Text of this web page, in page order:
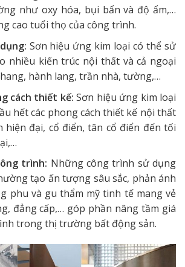
như oxy hóa, bụi bẩn và độ ẩm,…
cao tuổi thọ của công trình.
Sơn hiệu ứng kim loại có thể sử
nhiều kiến trúc nội thất và cả ngoại
hành lang, trần nhà, tường,…
cách thiết kế:Sơn hiệu ứng kim loại
hết các phong cách thiết kế nội thất
hiện đại, cổ điển, tân cổ điển đến tối
trình: Những công trình sử dụng
tạo ấn tượng sâu sắc, phản ánh
phu và gu thẩm mỹ tinh tế mang vẻ
đẳng cấp,… góp phần nâng tầm giá
trong thị trường bất động sản.